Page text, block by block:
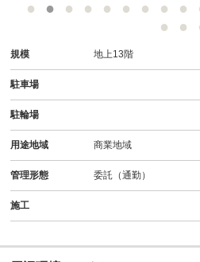
規模 地上13階
駐車場
駐輪場
用途地域 商業地域
管理形態 委託（通勤）
施工